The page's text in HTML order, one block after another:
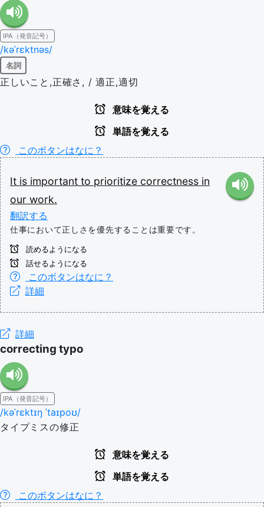
IPA（発音記号）
/kəˈrɛktnəs/
名詞
正しいこと,正確さ, / 適正,適切
意味を覚える
単語を覚える
このボタンはなに？
It is important to prioritize correctness in
our work.
翻訳する
仕事において正しさを優先することは重要です。
読めるようになる
話せるようになる
このボタンはなに？
詳細
詳細
correcting typo
IPA（発音記号）
/kəˈrɛktɪŋ ˈtaɪpoʊ/
タイプミスの修正
意味を覚える
単語を覚える
このボタンはなに？